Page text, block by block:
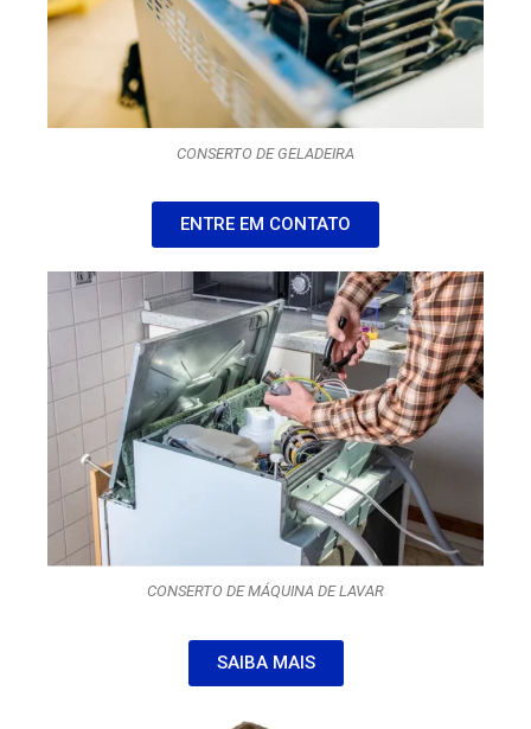
CONSERTO DE GELADEIRA
ENTRE EM CONTATO
CONSERTO DE MÁQUINA DE LAVAR
SAIBA MAIS